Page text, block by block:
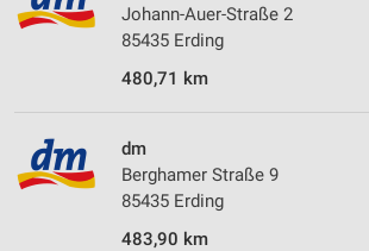
Johann-Auer-Straße 2
85435 Erding
480,71 km
dm
Berghamer Straße 9
85435 Erding
483,90 km